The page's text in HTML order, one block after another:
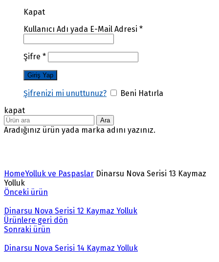
Kapat
Kullanıcı Adı yada E-Mail Adresi *
Şifre *
Şifrenizi mi unuttunuz?
Beni Hatırla
kapat
Ara
Aradığınız ürün yada marka adını yazınız.
HomeYolluk ve Paspaslar Dinarsu Nova Serisi 13 Kaymaz
Yolluk
Önceki ürün
Dinarsu Nova Serisi 12 Kaymaz Yolluk
Ürünlere geri dön
Sonraki ürün
Dinarsu Nova Serisi 14 Kaymaz Yolluk